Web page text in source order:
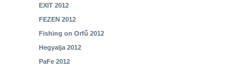
EXIT 2012
FEZEN 2012
Fishing on Orfű 2012
Hegyalja 2012
PaFe 2012